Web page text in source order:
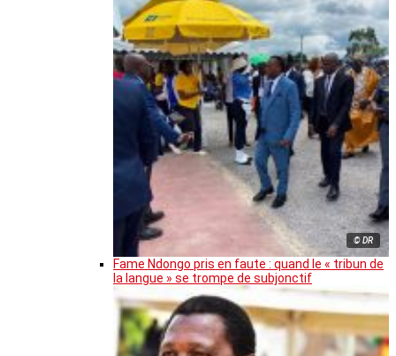
© DR
Fame Ndongo pris en faute : quand le « tribun de
la langue » se trompe de subjonctif